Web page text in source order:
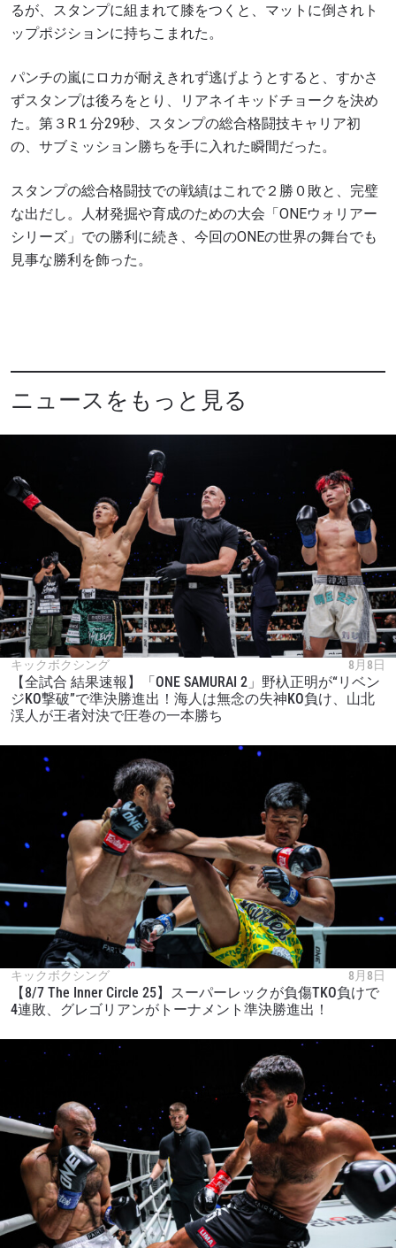
るが、スタンプに組まれて膝をつくと、マットに倒されト
ップポジションに持ちこまれた。
パンチの嵐にロカが耐えきれず逃げようとすると、すかさ
ずスタンプは後ろをとり、リアネイキッドチョークを決め
た。第３R１分29秒、スタンプの総合格闘技キャリア初
の、サブミッション勝ちを手に入れた瞬間だった。
スタンプの総合格闘技での戦績はこれで２勝０敗と、完璧
な出だし。人材発掘や育成のための大会「ONEウォリアー
シリーズ」での勝利に続き、今回のONEの世界の舞台でも
見事な勝利を飾った。
ニュースをもっと見る
キックボクシング 8月8日
【全試合 結果速報】「ONE SAMURAI 2」野杁正明が“リベン
ジKO撃破”で準決勝進出！海人は無念の失神KO負け、山北
渓人が王者対決で圧巻の一本勝ち
キックボクシング 8月8日
【8/7 The Inner Circle 25】スーパーレックが負傷TKO負けで
4連敗、グレゴリアンがトーナメント準決勝進出！
大会
ハイライトを見る
名前（ローマ字で記入）
購読
このフォームを送信することにより、お客様は当
社の プライバシーポリシーに基づく情報の収集、
使用および開示に同意したことになります。お客
様は、いつでも配信を停止することができます。